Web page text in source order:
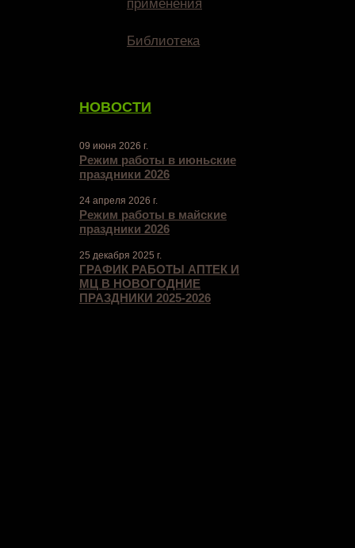
применения
Библиотека
НОВОСТИ
09 июня 2026 г.
Режим работы в июньские
праздники 2026
24 апреля 2026 г.
Режим работы в майские
праздники 2026
25 декабря 2025 г.
ГРАФИК РАБОТЫ АПТЕК И
МЦ В НОВОГОДНИЕ
ПРАЗДНИКИ 2025-2026